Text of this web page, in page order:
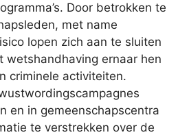
Door betrokken te
met name
lopen zich aan te sluiten
wetshandhaving ernaar hen
criminele activiteiten.
en in gemeenschapscentra
te verstrekken over de